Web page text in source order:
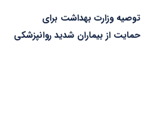
توصیه وزارت بهداشت برای
حمایت از بیماران شدید روانپزشکی